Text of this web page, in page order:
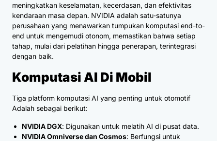
meningkatkan keselamatan, kecerdasan, dan efektivitas
kendaraan masa depan. NVIDIA adalah satu-satunya
perusahaan yang menawarkan tumpukan komputasi end-to-
end untuk mengemudi otonom, memastikan bahwa setiap
tahap, mulai dari pelatihan hingga penerapan, terintegrasi
dengan baik.
Komputasi AI Di Mobil
Tiga platform komputasi AI yang penting untuk otomotif
Adalah sebagai berikut:
NVIDIA DGX: Digunakan untuk melatih AI di pusat data.
NVIDIA Omniverse dan Cosmos: Berfungsi untuk